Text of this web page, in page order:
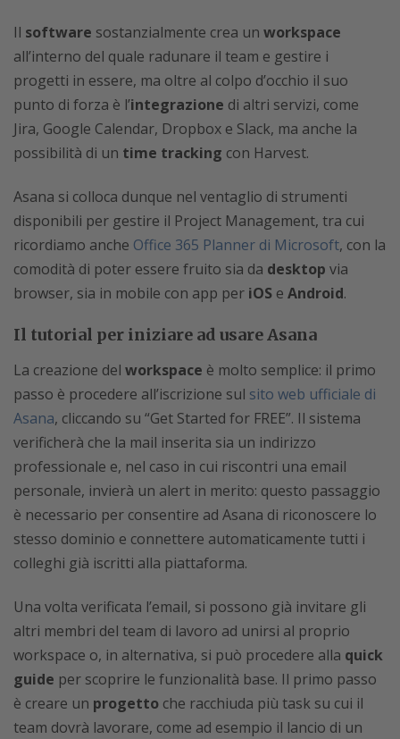
Il software sostanzialmente crea un workspace
all’interno del quale radunare il team e gestire i
progetti in essere, ma oltre al colpo d’occhio il suo
punto di forza è l’integrazione di altri servizi, come
Jira, Google Calendar, Dropbox e Slack, ma anche la
possibilità di un time tracking con Harvest.
Asana si colloca dunque nel ventaglio di strumenti
disponibili per gestire il Project Management, tra cui
ricordiamo anche Office 365 Planner di Microsoft, con la
comodità di poter essere fruito sia da desktop via
browser, sia in mobile con app per iOS e Android.
Il tutorial per iniziare ad usare Asana
La creazione del workspace è molto semplice: il primo
passo è procedere all’iscrizione sul sito web ufficiale di
Asana, cliccando su “Get Started for FREE”. Il sistema
verificherà che la mail inserita sia un indirizzo
professionale e, nel caso in cui riscontri una email
personale, invierà un alert in merito: questo passaggio
è necessario per consentire ad Asana di riconoscere lo
stesso dominio e connettere automaticamente tutti i
colleghi già iscritti alla piattaforma.
Una volta verificata l’email, si possono già invitare gli
altri membri del team di lavoro ad unirsi al proprio
workspace o, in alternativa, si può procedere alla quick
guide per scoprire le funzionalità base. Il primo passo
è creare un progetto che racchiuda più task su cui il
team dovrà lavorare, come ad esempio il lancio di un